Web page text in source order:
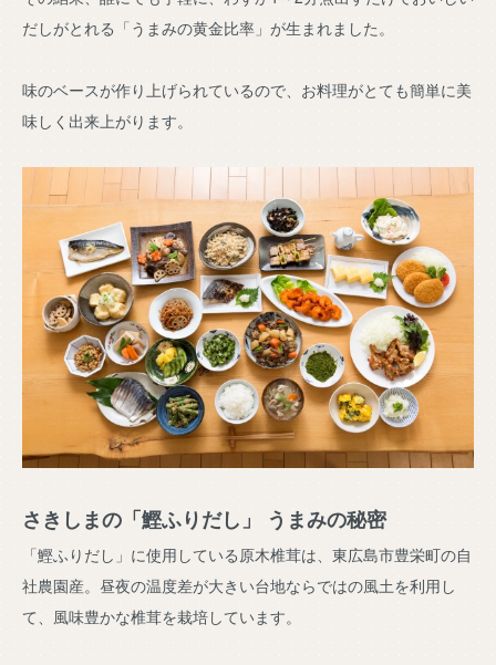
だしがとれる「うまみの黄金比率」が生まれました。
味のベースが作り上げられているので、お料理がとても簡単に美
味しく出来上がります。
さきしまの「鰹ふりだし」 うまみの秘密
「鰹ふりだし」に使用している原木椎茸は、東広島市豊栄町の自
社農園産。昼夜の温度差が大きい台地ならではの風土を利用し
て、風味豊かな椎茸を栽培しています。